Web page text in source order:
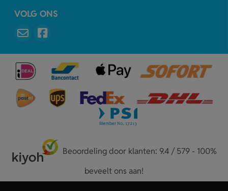
VOLG ONS
Beoordeling door klanten: 9.4 / 579 - 100%
beveelt ons aan!